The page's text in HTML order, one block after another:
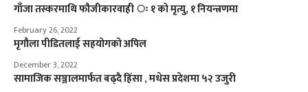
गाँजा तस्करमाथि फौजीकारवाही ः १ को मृत्यु, १ नियन्त्रणमा
February 26, 2022
मृगौला पीडितलाई सहयोगको अपिल
December 3, 2022
सामाजिक सञ्जालमार्फत बढ्दै हिंसा , मधेस प्रदेशमा ५२ उजुरी